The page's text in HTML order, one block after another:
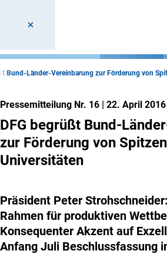
Bund-Länder-Vereinbarung zur Förderung von
Pressemitteilung Nr. 16 | 22. April 2016
DFG begrüßt Bund-
zur Förderung von
Universitäten
Präsident Peter
Rahmen für produktiven
Konsequenter Akzent auf
Anfang Juli Beschlussfassung